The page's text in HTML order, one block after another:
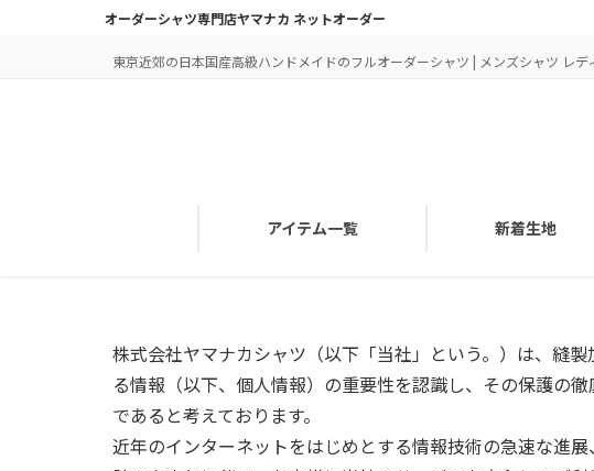
オーダーシャツ専門店ヤマナカ ネットオーダー
東京近郊の日本国産高級ハンドメイドのフルオーダーシャツ | メンズシャツ レ
アイテム一覧 新着生地
株式会社ヤマナカシャツ（以下「当社」という。）は、縫
る情報（以下、個人情報）の重要性を認識し、その保護の
であると考えております。
近年のインターネットをはじめとする情報技術の急速な進